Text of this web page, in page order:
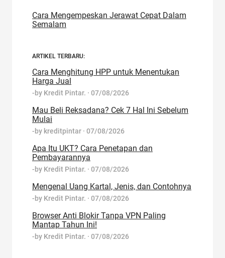
Cara Mengempeskan Jerawat Cepat Dalam
Semalam
ARTIKEL TERBARU:
Cara Menghitung HPP untuk Menentukan
Harga Jual
-by Kredit Pintar. · 07/08/2026
Mau Beli Reksadana? Cek 7 Hal Ini Sebelum
Mulai
-by kreditpintar · 07/08/2026
Apa Itu UKT? Cara Penetapan dan
Pembayarannya
-by Kredit Pintar. · 07/08/2026
Mengenal Uang Kartal, Jenis, dan Contohnya
-by Kredit Pintar. · 07/08/2026
Browser Anti Blokir Tanpa VPN Paling
Mantap Tahun Ini!
-by Kredit Pintar. · 07/08/2026